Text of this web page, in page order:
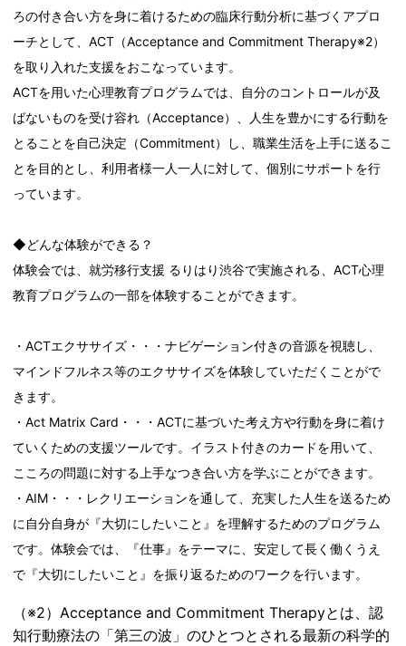
ろの付き合い方を身に着けるための臨床行動分析に基づくアプロ
ーチとして、ACT（Acceptance and Commitment Therapy※2）
を取り入れた支援をおこなっています。
ACTを用いた心理教育プログラムでは、自分のコントロールが及
ばないものを受け容れ（Acceptance）、人生を豊かにする行動を
とることを自己決定（Commitment）し、職業生活を上手に送るこ
とを目的とし、利用者様一人一人に対して、個別にサポートを行
っています。
◆どんな体験ができる？
体験会では、就労移行支援 るりはり渋谷で実施される、ACT心理
教育プログラムの一部を体験することができます。
・ACTエクササイズ・・・ナビゲーション付きの音源を視聴し、
マインドフルネス等のエクササイズを体験していただくことがで
きます。
・Act Matrix Card・・・ACTに基づいた考え方や行動を身に着け
ていくための支援ツールです。イラスト付きのカードを用いて、
こころの問題に対する上手なつき合い方を学ぶことができます。
・AIM・・・レクリエーションを通して、充実した人生を送るため
に自分自身が『大切にしたいこと』を理解するためのプログラム
です。体験会では、『仕事』をテーマに、安定して長く働くうえ
で『大切にしたいこと』を振り返るためのワークを行います。
（※2）Acceptance and Commitment Therapyとは、認
知行動療法の「第三の波」のひとつとされる最新の科学的